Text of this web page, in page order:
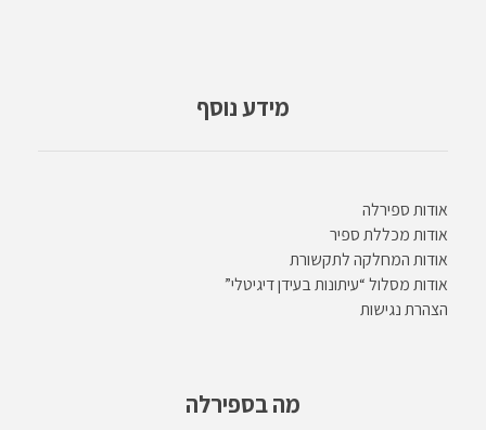
מידע נוסף
אודות ספירלה
אודות מכללת ספיר
אודות המחלקה לתקשורת
אודות מסלול “עיתונות בעידן דיגיטלי”
הצהרת נגישות
מה בספירלה